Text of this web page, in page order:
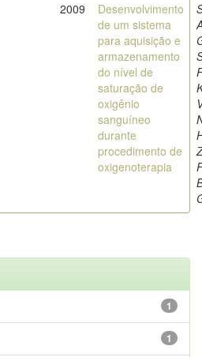
2009
Desenvolvimento
de um sistema
para aquisição e
armazenamento
do nível de
saturação de
oxigênio
sanguíneo
durante
procedimento de
oxigenoterapia
1
1